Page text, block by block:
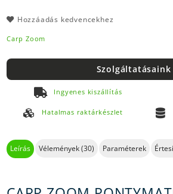
Hozzáadás kedvencekhez
Carp Zoom
Szolgáltatásaink
Ingyenes kiszállítás
Hatalmas raktárkészlet
Leírás Vélemények (30) Paraméterek